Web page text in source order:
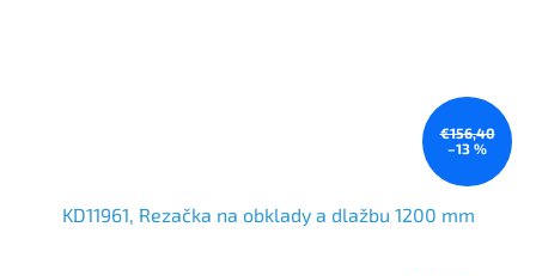
€156,40
–13 %
KD11961, Rezačka na obklady a dlažbu 1200 mm